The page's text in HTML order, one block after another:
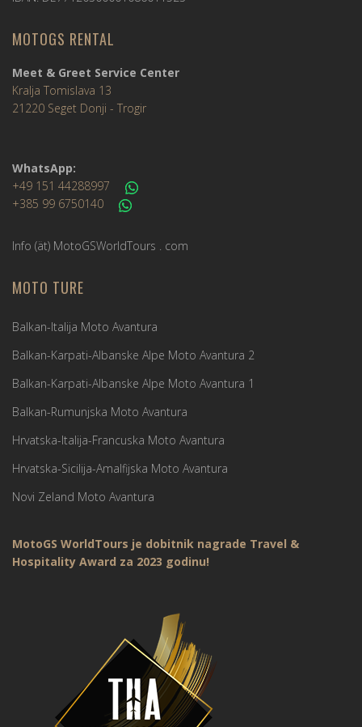
MOTOGS RENTAL
Meet & Greet Service Center
Kralja Tomislava 13
21220 Seget Donji - Trogir
WhatsApp:
+49 151 44288997
+385 99 6750140
Info (ät) MotoGSWorldTours . com
MOTO TURE
Balkan-Italija Moto Avantura
Balkan-Karpati-Albanske Alpe Moto Avantura 2
Balkan-Karpati-Albanske Alpe Moto Avantura 1
Balkan-Rumunjska Moto Avantura
Hrvatska-Italija-Francuska Moto Avantura
Hrvatska-Sicilija-Amalfijska Moto Avantura
Novi Zeland Moto Avantura
MotoGS WorldTours je dobitnik nagrade Travel &
Hospitality Award za 2023 godinu!